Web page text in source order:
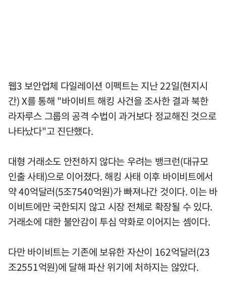
웹3 보안업체 다일레이션 이펙트는 지난 22일(현지시
간) X를 통해 "바이비트 해킹 사건을 조사한 결과 북한
라자루스 그룹의 공격 수법이 과거보다 정교해진 것으로
나타났다"고 진단했다.
대형 거래소도 안전하지 않다는 우려는 뱅크런(대규모
인출 사태)으로 이어졌다. 해킹 사태 이후 바이비트에서
약 40억달러(5조7540억원)가 빠져나간 것이다. 이는 바
이비트에만 국한되지 않고 시장 전체로 확장될 수 있다.
거래소에 대한 불안감이 투심 약화로 이어지는 셈이다.
다만 바이비트는 기존에 보유한 자산이 162억달러(23
조2551억원)에 달해 파산 위기에 처하지는 않았다.